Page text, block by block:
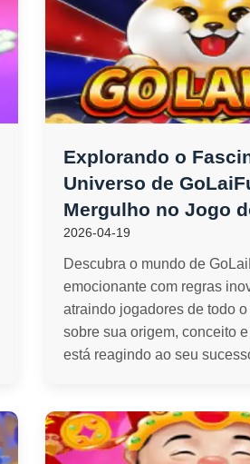
Explorando o
Universo de
Mergulho no Jogo
2026-04-19
Descubra o mundo de
emocionante com regras
atraindo jogadores de todo
sobre sua origem, conceito
está reagindo ao seu